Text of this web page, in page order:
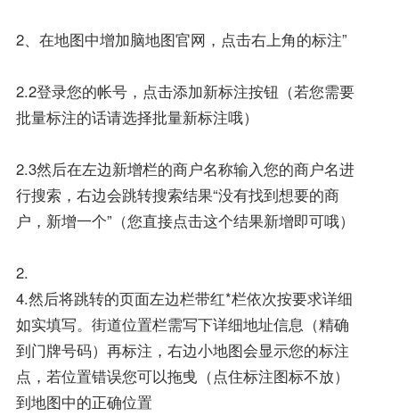
2、在地图中增加脑地图官网，点击右上角的标注”
2.2登录您的帐号，点击添加新标注按钮（若您需要
批量标注的话请选择批量新标注哦）
2.3然后在左边新增栏的商户名称输入您的商户名进
行搜索，右边会跳转搜索结果“没有找到想要的商
户，新增一个”（您直接点击这个结果新增即可哦）
2.
4.然后将跳转的页面左边栏带红*栏依次按要求详细
如实填写。街道位置栏需写下详细地址信息（精确
到门牌号码）再标注，右边小地图会显示您的标注
点，若位置错误您可以拖曵（点住标注图标不放）
到地图中的正确位置